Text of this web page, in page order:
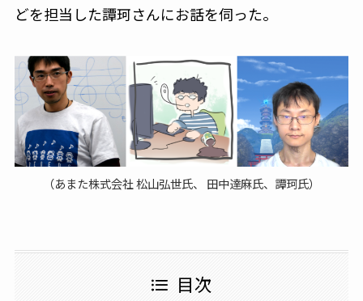
どを担当した譚珂さんにお話を伺った。
（あまた株式会社 松山弘世氏、 田中達麻氏、譚珂氏）
目次